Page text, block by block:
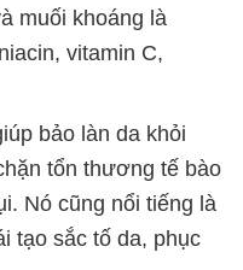
muối khoáng là
vitamin C,
bảo làn da khỏi
tổn thương tế bào
Nó cũng nổi tiếng là
tạo sắc tố da, phục